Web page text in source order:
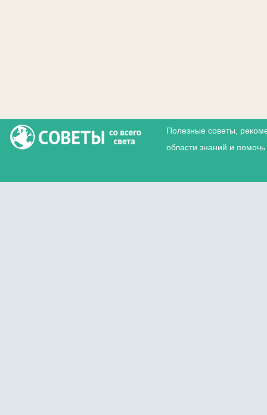
Полезные советы,
области знаний и